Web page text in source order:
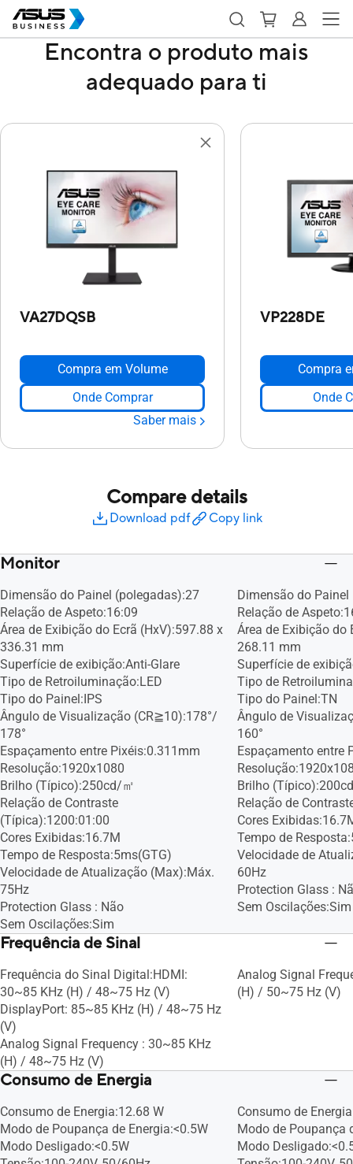
Encontra o produto mais
adequado para ti
VA27DQSB
Compra em Volume
Onde Comprar
Saber mais
VP228DE
Compra
Onde
Compare details
Download pdf Copy link
Monitor
Dimensão do Painel (polegadas):27
Relação de Aspeto:16:09
Área de Exibição do Ecrã (HxV):597.88 x
336.31 mm
Superfície de exibição:Anti-Glare
Tipo de Retroiluminação:LED
Tipo do Painel:IPS
Ângulo de Visualização (CR≧10):178°/
178°
Espaçamento entre Pixéis:0.311mm
Resolução:1920x1080
Brilho (Típico):250cd/㎡
Relação de Contraste
(Típica):1200:01:00
Cores Exibidas:16.7M
Tempo de Resposta:5ms(GTG)
Velocidade de Atualização (Max):Máx.
75Hz
Protection Glass : Não
Sem Oscilações:Sim
Dimensão do
Relação de
Área de Exibição do
268.11 mm
Superfície de
Tipo de
Tipo do Painel:TN
Ângulo de
160°
Espaçamento entre
Brilho
Relação de
Cores
Tempo de
Velocidade de
60Hz
Protection Glass :
Sem Oscilações:Sim
Frequência de Sinal
Frequência do Sinal Digital:HDMI:
30~85 KHz (H) / 48~75 Hz (V)
DisplayPort: 85~85 KHz (H) / 48~75 Hz
(V)
Analog Signal Frequency : 30~85 KHz
(H) / 48~75 Hz (V)
Analog Signal
(H) / 50~75 Hz (V)
Consumo de Energia
Consumo de Energia:12.68 W
Modo de Poupança de Energia:<0.5W
Modo Desligado:<0.5W
Consumo de
Modo de Poupança
Modo